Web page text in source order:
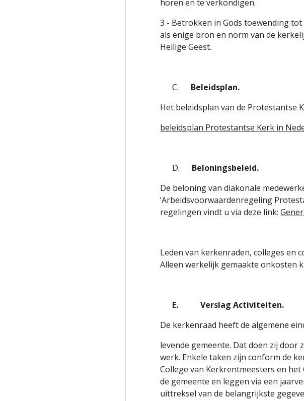
horen en te verkondigen.
3 - Betrokken in Gods toewending
als enige bron en norm van de
Heilige Geest.
C. Beleidsplan.
Het beleidsplan van de Protestantse
beleidsplan Protestantse Kerk in
D. Beloningsbeleid.
De beloning van diakonale
‘Arbeidsvoorwaardenregeling
regelingen vindt u via deze link:
Leden van kerkenraden, colleges en
Alleen werkelijk gemaakte onkosten
E.
Verslag Activiteiten.
De kerkenraad heeft de algemene
levende gemeente. Dat doen zij
werk. Enkele taken zijn conform de
College van Kerkrentmeesters en
de gemeente en leggen via een
uittreksel van de belangrijkste